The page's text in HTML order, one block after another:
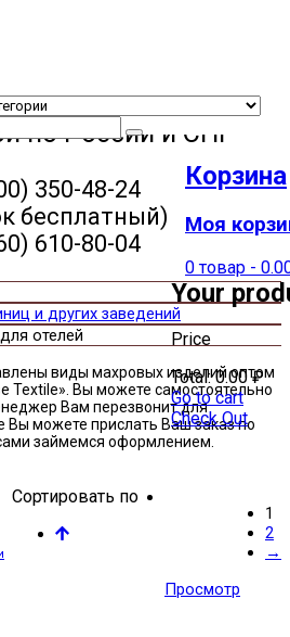
Корзина
Моя
0 товар -
Your
Price
Total: 0.00₽
Go to cart
Check Out
по России и СНГ
350-48-24
бесплатный)
610-80-04
и других заведений
отелей
виды махровых изделий оптом
Textile». Вы можете самостоятельно
Вам перезвонит для
Вы можете прислать Ваш заказ по
займемся оформлением.
Сортировать по
1
2
→
Просмотр